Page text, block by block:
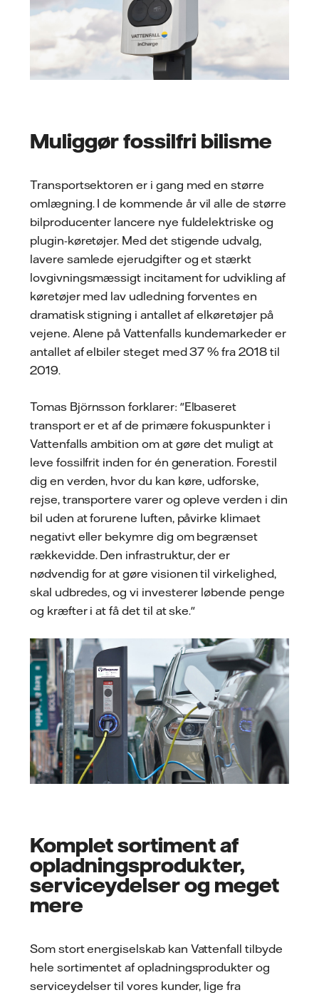
Muliggør fossilfri bilisme
Transportsektoren er i gang med en større
omlægning. I de kommende år vil alle de større
bilproducenter lancere nye fuldelektriske og
plugin-køretøjer. Med det stigende udvalg,
lavere samlede ejerudgifter og et stærkt
lovgivningsmæssigt incitament for udvikling af
køretøjer med lav udledning forventes en
dramatisk stigning i antallet af elkøretøjer på
vejene. Alene på Vattenfalls kundemarkeder er
antallet af elbiler steget med 37 % fra 2018 til
2019.
Tomas Björnsson forklarer: "Elbaseret
transport er et af de primære fokuspunkter i
Vattenfalls ambition om at gøre det muligt at
leve fossilfrit inden for én generation. Forestil
dig en verden, hvor du kan køre, udforske,
rejse, transportere varer og opleve verden i din
bil uden at forurene luften, påvirke klimaet
negativt eller bekymre dig om begrænset
rækkevidde. Den infrastruktur, der er
nødvendig for at gøre visionen til virkelighed,
skal udbredes, og vi investerer løbende penge
og kræfter i at få det til at ske."
Komplet sortiment af
opladningsprodukter,
serviceydelser og meget
mere
Som stort energiselskab kan Vattenfall tilbyde
hele sortimentet af opladningsprodukter og
serviceydelser til vores kunder, lige fra